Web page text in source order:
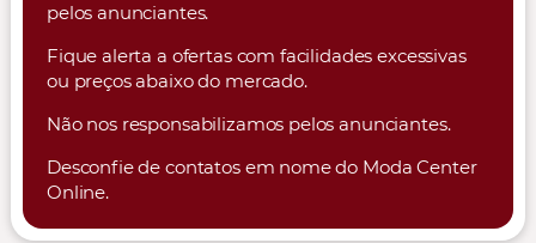
pelos anunciantes.
Fique alerta a ofertas com facilidades excessivas
ou preços abaixo do mercado.
Não nos responsabilizamos pelos anunciantes.
Desconfie de contatos em nome do Moda Center
Online.